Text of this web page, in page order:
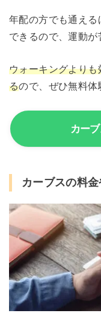
年配の方でも通え
できるので、運動が
ウォーキングより
るので、ぜひ無料体
カー
カーブスの料